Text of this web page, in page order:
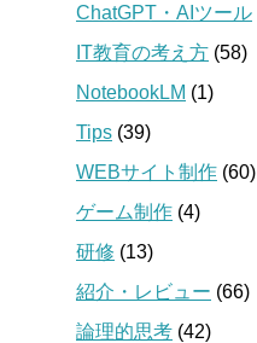
ChatGPT・AIツール
IT教育の考え方 (58)
NotebookLM (1)
Tips (39)
WEBサイト制作 (60)
ゲーム制作 (4)
研修 (13)
紹介・レビュー (66)
論理的思考 (42)